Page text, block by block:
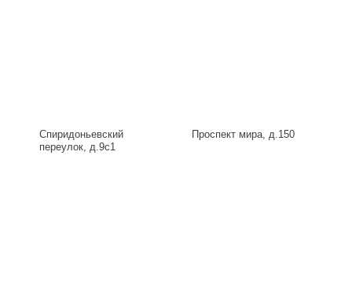
Спиридоньевский
переулок, д.9с1
Проспект мира, д.150